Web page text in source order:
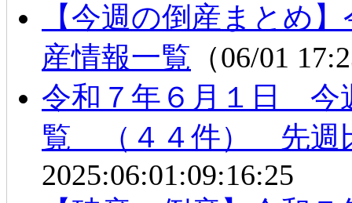
【今週の倒産まとめ
産情報一覧 （06/01
令和７年６月１日 今
覧 （４４件） 先週
2025:06:01:09:16:25